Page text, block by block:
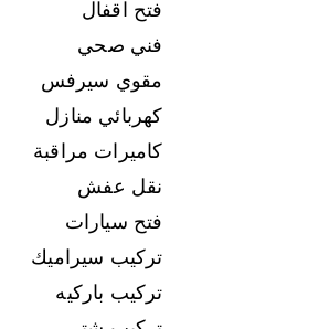
فتح اقفال
فني صحي
مقوي سيرفس
كهربائي منازل
كاميرات مراقبة
نقل عفش
فتح سيارات
تركيب سيراميك
تركيب باركيه